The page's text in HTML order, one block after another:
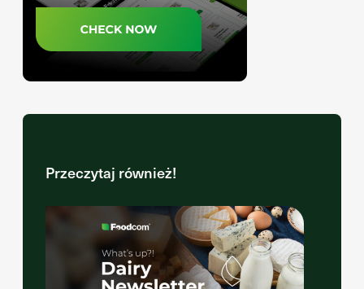
Przeczytaj również!